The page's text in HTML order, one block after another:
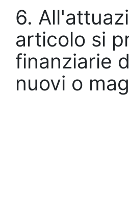
6.
articolo si
finanziarie
nuovi o